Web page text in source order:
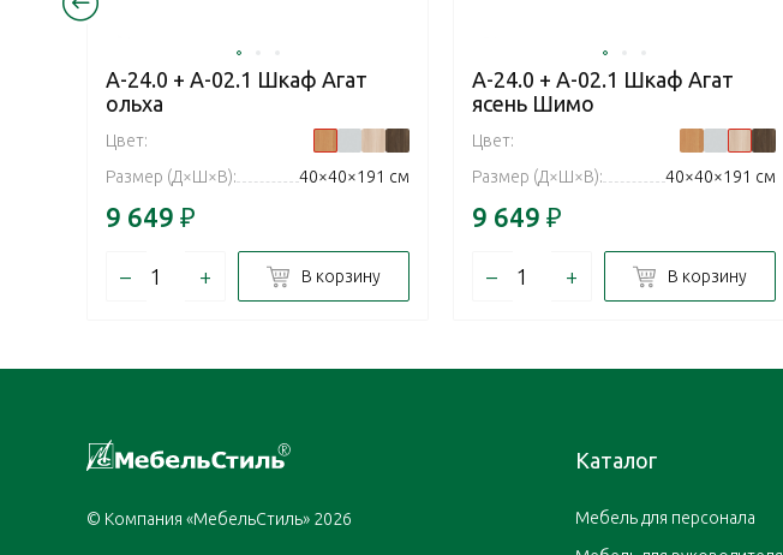
А-24.0 + А-02.1 Шкаф Агат
ольха
Цвет:
Размер (Д×Ш×В):
40×40×191 см
9 649 ₽
– + В корзину
А-24.0 + А-02.1 Шкаф Агат
ясень Шимо
Цвет:
Размер (Д×Ш×В):
40×40×191 см
9 649 ₽
– + В корзину
© Компания «МебельСтиль» 2026
Каталог
Мебель для персонала